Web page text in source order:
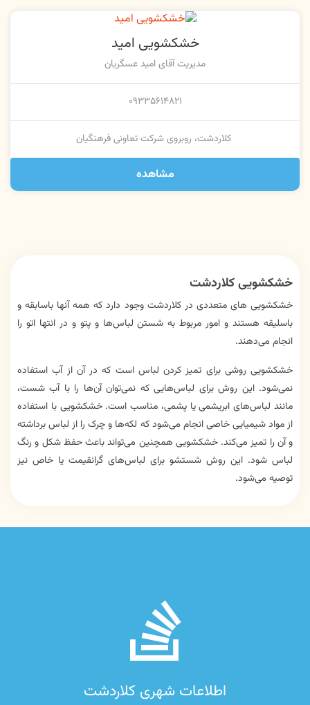
خشکشویی امید
مدیریت آقای امید عسگریان
۰۹۳۳۵۶۱۴۸۲۱
کلاردشت، روبروی شرکت تعاونی فرهنگیان
مشاهده
خشکشویی کلاردشت
خشکشویی های متعددی در کلاردشت وجود دارد که همه آنها باسابقه و
باسلیقه هستند و امور مربوط به شستن لباس‌ها و پتو و در انتها اتو را
انجام می‌دهند.
خشکشویی روشی برای تمیز کردن لباس است که در آن از آب استفاده
نمی‌شود. این روش برای لباس‌هایی که نمی‌توان آن‌ها را با آب شست،
مانند لباس‌های ابریشمی یا پشمی، مناسب است. خشکشویی با استفاده
از مواد شیمیایی خاصی انجام می‌شود که لکه‌ها و چرک را از لباس برداشته
و آن را تمیز می‌کند. خشکشویی همچنین می‌تواند باعث حفظ شکل و رنگ
لباس شود. این روش شستشو برای لباس‌های گرانقیمت یا خاص نیز
توصیه می‌شود.
اطلاعات شهری کلاردشت